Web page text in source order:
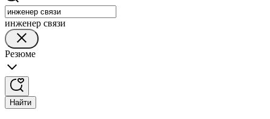
инженер связи
Резюме
Найти